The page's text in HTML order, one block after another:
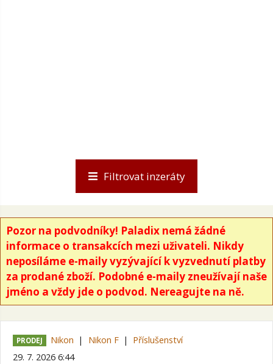
Pozor na podvodníky! Paladix nemá žádné
informace o transakcích mezi uživateli. Nikdy
neposíláme e-maily vyzývající k vyzvednutí platby
za prodané zboží. Podobné e-maily zneužívají naše
jméno a vždy jde o podvod. Nereagujte na ně.
PRODEJ Nikon Nikon F
Příslušenství
29. 7. 2026 6:44
Filtrovat inzeráty